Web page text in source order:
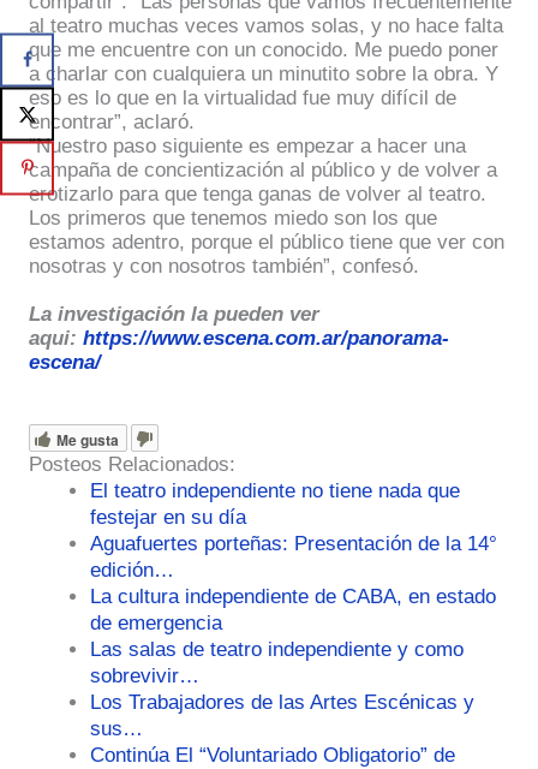
al teatro muchas veces vamos solas, y no hace falta
que me encuentre con un conocido. Me puedo poner
a charlar con cualquiera un minutito sobre la obra. Y
eso es lo que en la virtualidad fue muy difícil de
encontrar”, aclaró.
“Nuestro paso siguiente es empezar a hacer una
campaña de concientización al público y de volver a
erotizarlo para que tenga ganas de volver al teatro.
Los primeros que tenemos miedo son los que
estamos adentro, porque el público tiene que ver con
nosotras y con nosotros también”, confesó.
La investigación la pueden ver
aqui: https://www.escena.com.ar/panorama-
escena/
Me gusta
Posteos Relacionados:
El teatro independiente no tiene nada que
festejar en su día
Aguafuertes porteñas: Presentación de la 14°
edición…
La cultura independiente de CABA, en estado
de emergencia
Las salas de teatro independiente y como
sobrevivir…
Los Trabajadores de las Artes Escénicas y
sus…
Continúa El “Voluntariado Obligatorio” de